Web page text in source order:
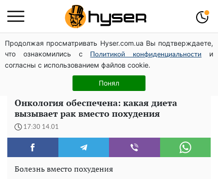
Продолжая просматривать Hyser.com.ua Вы подтверждаете,
что ознакомились с
Политикой конфиденциальности
и
согласны с использованием файлов cookie.
Понял
Голая Елена Тополя в интересных позах заставила
отвисать челюсти: слив видео – было только началом
Как участник боевых действий может оформить
льготу на оплату коммунальных услуг: инструкция
Онкология обеспечена: какая диета
вызывает рак вместо похудения
17:30 14.01
Болезнь вместо похудения